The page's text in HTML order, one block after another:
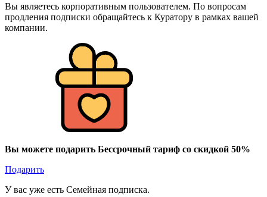
Вы являетесь корпоративным пользователем. По вопросам
продления подписки обращайтесь к Куратору в рамках вашей
компании.
Вы можете подарить Бессрочный тариф со скидкой 50%
Подарить
У вас уже есть Семейная подписка.